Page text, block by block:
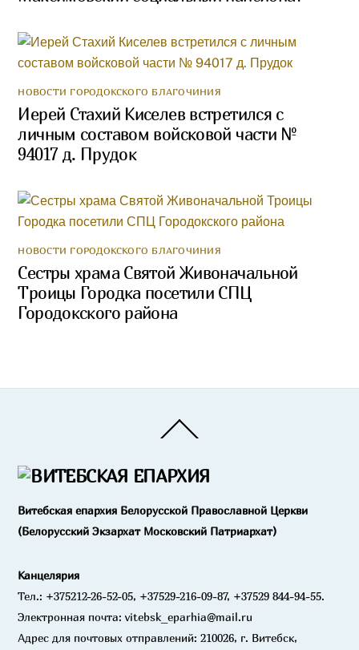
НОВОСТИ ГОРОДОКСКОГО БЛАГОЧИНИЯ
Иерей Стахий Киселев встретился с
личным составом войсковой части №
94017 д. Прудок
НОВОСТИ ГОРОДОКСКОГО БЛАГОЧИНИЯ
Сестры храма Святой Живоначальной
Троицы Городка посетили СПЦ
Городокского района
To
Витебская епархия Белорусской Православной Церкви
(Белорусский Экзархат Московский Патриархат)
Канцелярия
Тел.: +375212-26-52-05, +37529-216-09-87, +37529 844-94-55.
Электронная почта: vitebsk_eparhia@mail.ru
Адрес для почтовых отправлений: 210026, г. Витебск,